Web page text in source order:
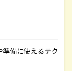
備に使えるテク